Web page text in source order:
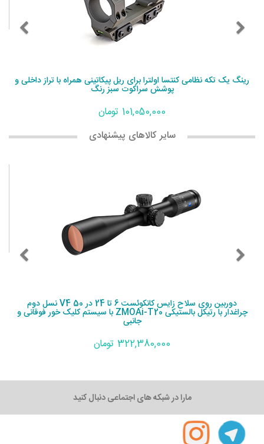
رینگ یک تکه نظامی کنتسا اولترا برای ریل پیکاتینی همراه با تراز داخلی و
پوشش سراکوت سبز رنگ
101,050,000 تومان
سایر کالاهای پیشنهادی
دوربین روی سلاح زایس کانکوئست 6 تا 24 در 50 V4 نسل دوم
چراغدار با رتیکل بالستیکی ZMOAi-T20 با سیستم کلیک خور فوقانی و
جانبی
322,380,000 تومان
مارا در شبکه های اجتماعی دنبال کنید